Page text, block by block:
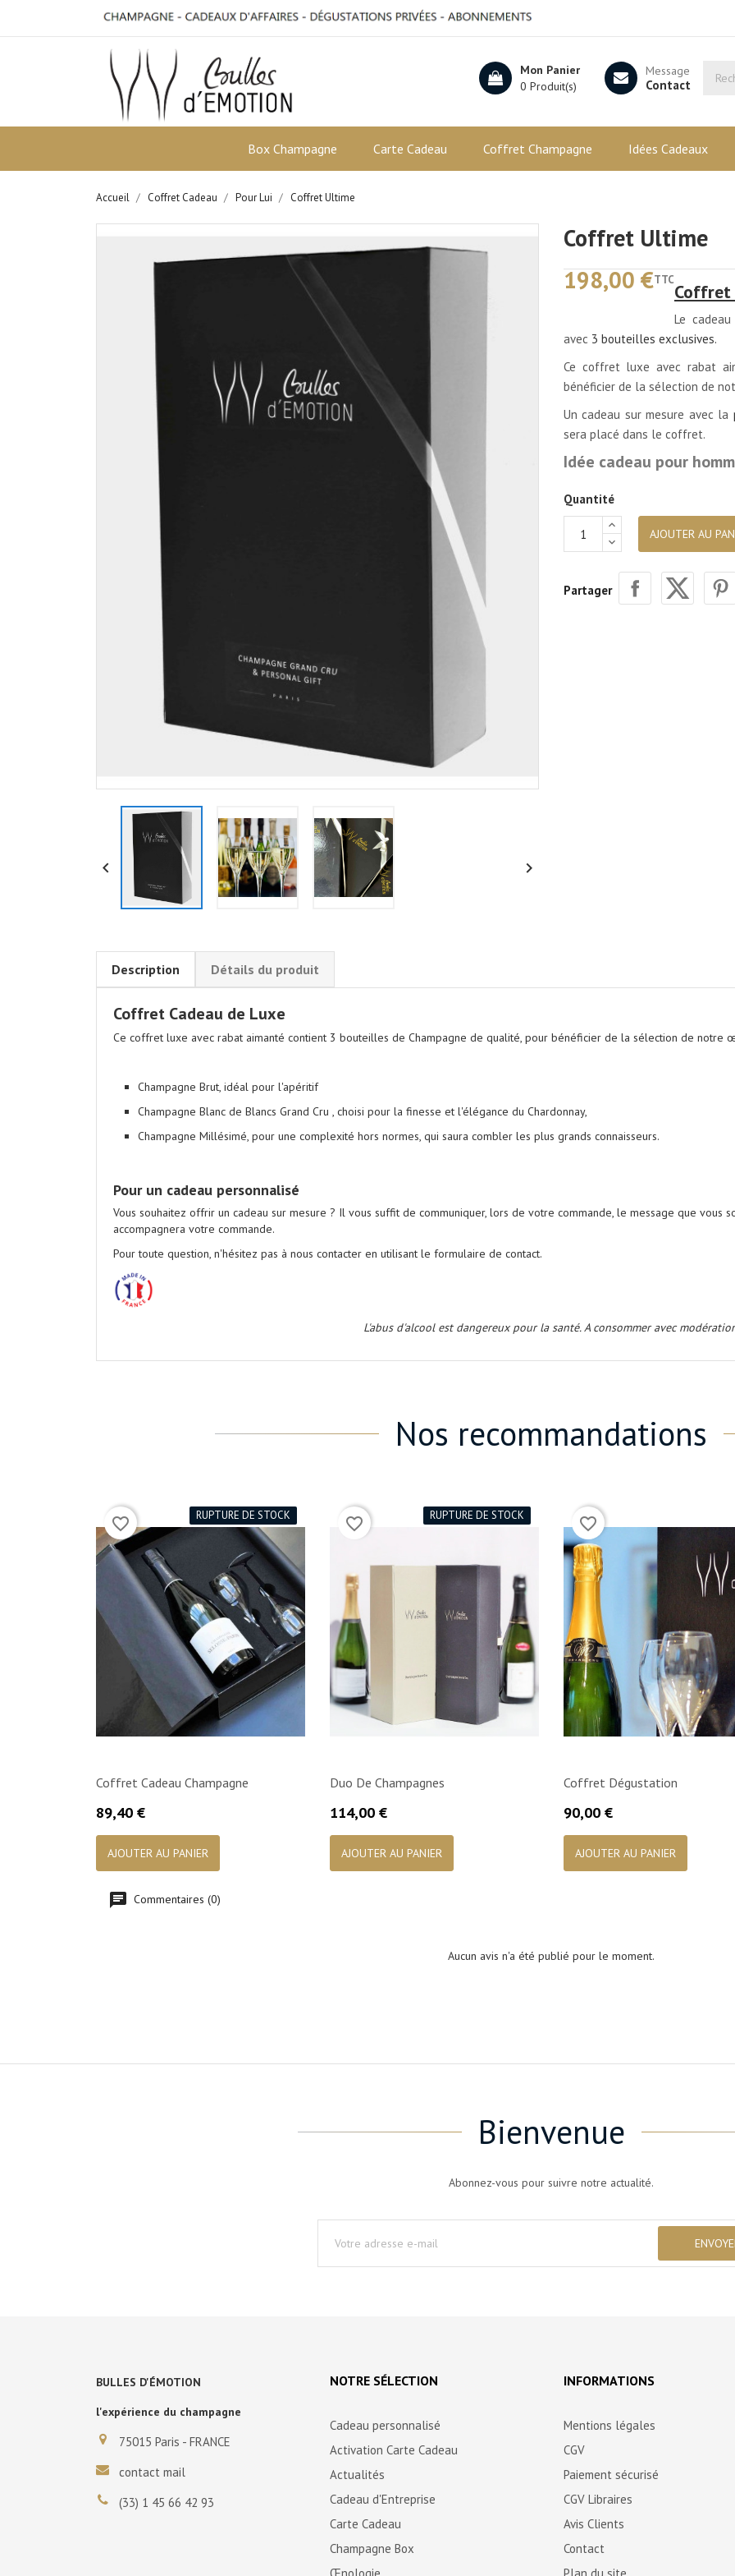
Message
Contact
Mon Panier
0 Produit(s)
Box Champagne Carte Cadeau Coffret Champagne Idées Cadeaux
Accueil Coffret Cadeau Pour Lui Coffret Ultime
 
Coffret Ultime
198,00 €TTC
Coffret
Le
avec 3 bouteilles exclusives.
Ce coffret luxe avec rabat
bénéficier de la sélection de
Un cadeau sur mesure avec la
sera placé dans le coffret.
Idée cadeau pour
Quantité
AJOUTER AU
Partager
Description Détails du produit
Coffret Cadeau de Luxe
Ce coffret luxe avec rabat aimanté contient 3 bouteilles de Champagne de qualité, pour bénéficier de la sélection de notre
Champagne Brut, idéal pour l'apéritif
Champagne Blanc de Blancs Grand Cru , choisi pour la finesse et l'élégance du Chardonnay,
Champagne Millésimé, pour une complexité hors normes, qui saura combler les plus grands connaisseurs.
Pour un cadeau personnalisé
Vous souhaitez offrir un cadeau sur mesure ? Il vous suffit de communiquer, lors de votre commande, le message que vous
accompagnera votre commande.
Pour toute question, n'hésitez pas à nous contacter en utilisant le formulaire de contact.
L'abus d'alcool est dangereux pour la santé. A consommer avec
Nos recommandations
RUPTURE DE STOCK
Coffret Cadeau Champagne
Prix
89,40 €
AJOUTER AU PANIER
favorite_border RUPTURE DE STOCK

Duo De Champagnes
Prix
114,00 €
AJOUTER AU PANIER
favorite_border
Coffret Dégustation
Prix
90,00 €
AJOUTER AU PANIER
favorite_border
Commentaires (0)
Aucun avis n'a été publié pour le moment.
Bienvenue
Abonnez-vous pour suivre notre actualité.
BULLES D'ÉMOTION
l'expérience du champagne
75015 Paris - FRANCE
contact mail
(33) 1 45 66 42 93
NOTRE SÉLECTION
Cadeau personnalisé
Activation Carte Cadeau
Actualités
Cadeau d'Entreprise
Carte Cadeau
Champagne Box
INFORMATIONS
Mentions légales
CGV
Paiement sécurisé
CGV Libraires
Avis Clients
Contact